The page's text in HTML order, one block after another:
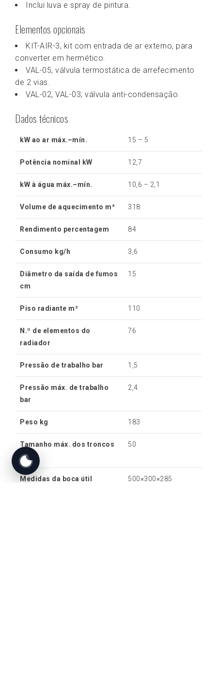
Inclui luva e spray de pintura.
Elementos opcionais
KIT-AIR-3, kit com entrada de ar externo, para
converter em hermético.
VAL-05, válvula termostática de arrefecimento
de 2 vias.
VAL-02, VAL-03, válvula anti-condensação.
Dados técnicos
kW ao ar máx.–mín. 15 – 5
Potência nominal kW 12,7
kW à água máx.–mín. 10,6 – 2,1
Volume de aquecimento m³ 318
Rendimento percentagem 84
Consumo kg/h 3,6
Diâmetro da saída de fumos
cm
15
Piso radiante m² 110
N.º de elementos do
radiador
76
Pressão de trabalho bar 1,5
Pressão máx. de trabalho
bar
2,4
Peso kg 183
Tamanho máx. dos troncos
cm
50
Medidas da boca útil 500×300×285